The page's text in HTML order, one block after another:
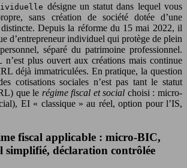
désigne un statut dans lequel vous
sans création de société dotée d’une
Depuis la réforme du 15 mai 2022, il
d’entrepreneur individuel qui protège de plein
séparé du patrimoine professionnel.
n’est plus ouvert aux créations mais continue
déjà immatriculées. En pratique, la question
cotisations sociales n’est pas tant le statut
que le régime fiscal et social choisi : micro-
EI « classique » au réel, option pour l’IS,
fiscal applicable : micro-BIC,
simplifié, déclaration contrôlée